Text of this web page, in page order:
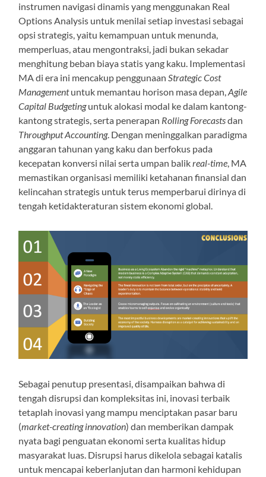
instrumen navigasi dinamis yang menggunakan Real
Options Analysis untuk menilai setiap investasi sebagai
opsi strategis, yaitu kemampuan untuk menunda,
memperluas, atau mengontraksi, jadi bukan sekadar
menghitung beban biaya statis yang kaku. Implementasi
MA di era ini mencakup penggunaanStrategic Cost
Managementuntuk memantau horison masa depan,Agile
Capital Budgetinguntuk alokasi modal ke dalam kantong-
kantong strategis, serta penerapan Rolling Forecastsdan
Throughput Accounting. Dengan meninggalkan paradigma
anggaran tahunan yang kaku dan berfokus pada
kecepatan konversi nilai serta umpan balikreal-time, MA
memastikan organisasi memiliki ketahanan finansial dan
kelincahan strategis untuk terus memperbarui dirinya di
tengah ketidakteraturan sistem ekonomi global.
Sebagai penutup presentasi, disampaikan bahwa di
tengah disrupsi dan kompleksitas ini, inovasi terbaik
tetaplah inovasi yang mampu menciptakan pasar baru
(market-creating innovation) dan memberikan dampak
nyata bagi penguatan ekonomi serta kualitas hidup
masyarakat luas. Disrupsi harus dikelola sebagai katalis
untuk mencapai keberlanjutan dan harmoni kehidupan